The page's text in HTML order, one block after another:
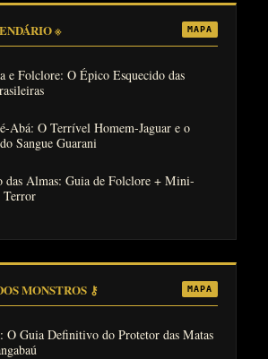
※ MAPA
e Folclore: O Épico Esquecido das
Abá: O Terrível Homem-Jaguar e o
Sangue Guarani
das Almas: Guia de Folclore + Mini-
Terror
MONSTROS ⚷ MAPA
O Guia Definitivo do Protetor das Matas